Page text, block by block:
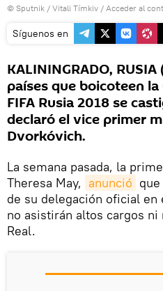
© Sputnik / Vitali Tímkiv / Acceder al
Síguenos en
KALININGRADO,
países que boicoteen
FIFA Rusia 2018 se
declaró el vice primer
Dvorkóvich.
La semana pasada, la
Theresa May, anunció
de su delegación oficial en
no asistirán altos cargos
Real.